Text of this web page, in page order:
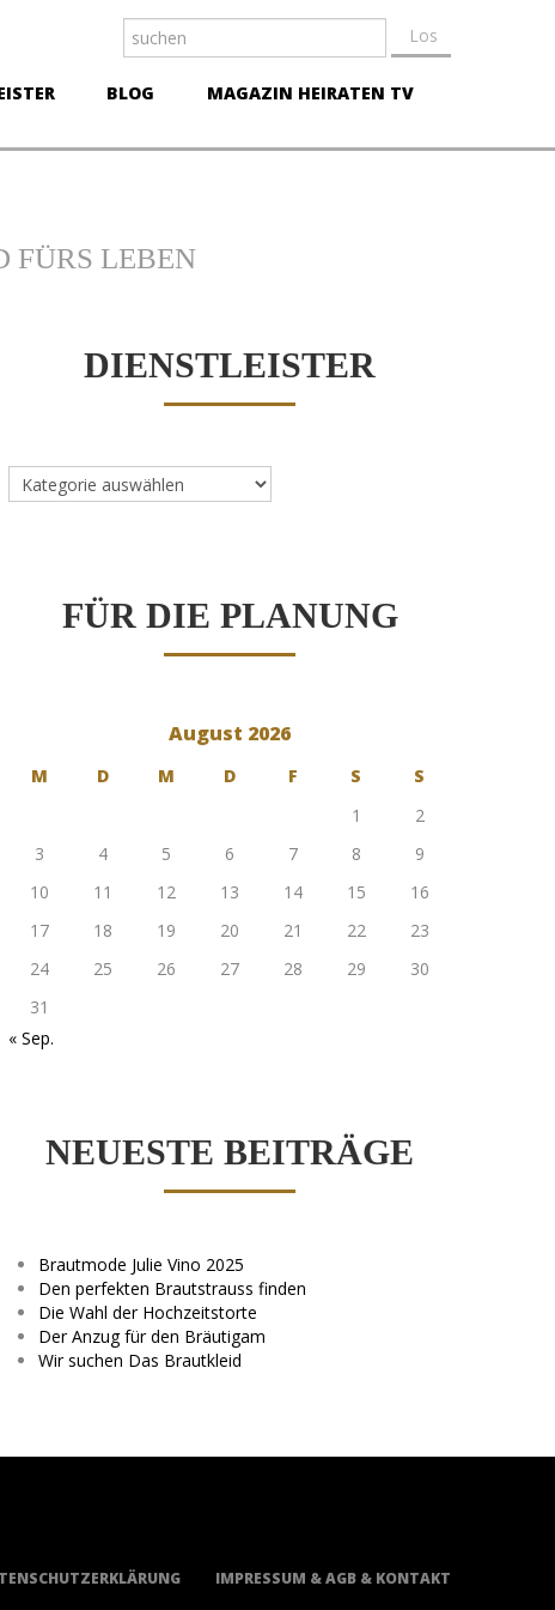
BLOG MAGAZIN HEIRATEN TV
FÜRS LEBEN
DIENSTLEISTER
Dienstleister
FÜR DIE PLANUNG
August 2026
M D M D F S
S
1
2
3
4 5 6 7 8
9
10
11 12 13 14 15
16
17
18 19 20 21 22
23
24
25 26 27 28 29
30
31
« Sep.
NEUESTE BEITRÄGE
Brautmode Julie Vino 2025
Den perfekten Brautstrauss finden
Die Wahl der Hochzeitstorte
Der Anzug für den Bräutigam
Wir suchen Das Brautkleid
IMPRESSUM & AGB & KONTAKT